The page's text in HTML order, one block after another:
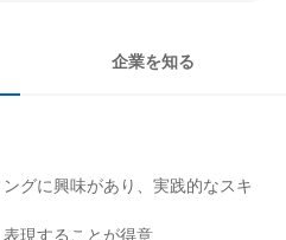
企業を知る
グに興味があり、実践的なスキ
現することが得意